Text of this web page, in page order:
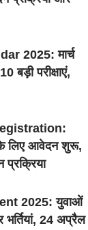
2025: मार्च
बड़ी परीक्षाएं,
के लिए आवेदन शुरू,
प्रक्रिया
2025: युवाओं
भर्तियां, 24 अप्रैल